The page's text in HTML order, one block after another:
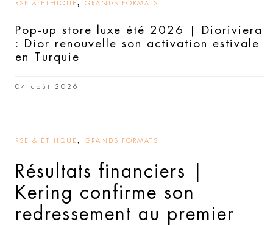
RSE & ÉTHIQUE , GRANDS FORMATS
Pop-up store luxe été 2026 | Dioriviera
: Dior renouvelle son activation estivale
en Turquie
04 août 2026
RSE & ÉTHIQUE , GRANDS FORMATS
Résultats financiers |
Kering confirme son
redressement au premier